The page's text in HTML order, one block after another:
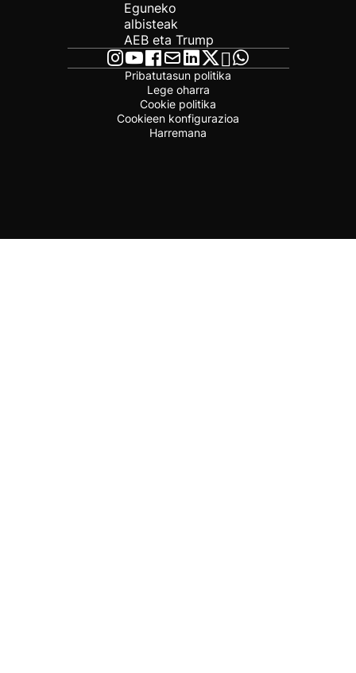
Eguneko
albisteak
AEB eta Trump
Pribatutasun politika
Lege oharra
Cookie politika
Cookieen konfigurazioa
Harremana